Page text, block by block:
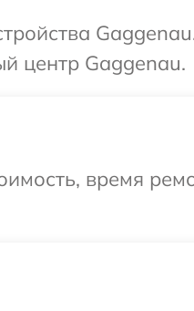
центр Gaggenau.
время